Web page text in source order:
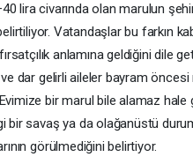
lira civarında olan marulun
belirtiliyor. Vatandaşlar bu farkın
anlamına geldiğini dile
dar gelirli aileler bayram öncesi
bir marul bile alamaz hale
bir savaş ya da olağanüstü
görülmediğini belirtiyor.